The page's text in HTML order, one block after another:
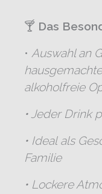
🍸 Das
• Auswahl an
alkoholfreie
• Jeder Drink
• Ideal als
Familie
• Lockere